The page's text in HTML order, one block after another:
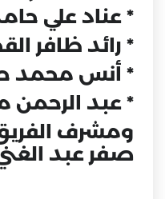
* عناد علي
* رائد ظافر
* أنس محمد
* عبد الرحمن
ومشرف الفريق
صفر عبد